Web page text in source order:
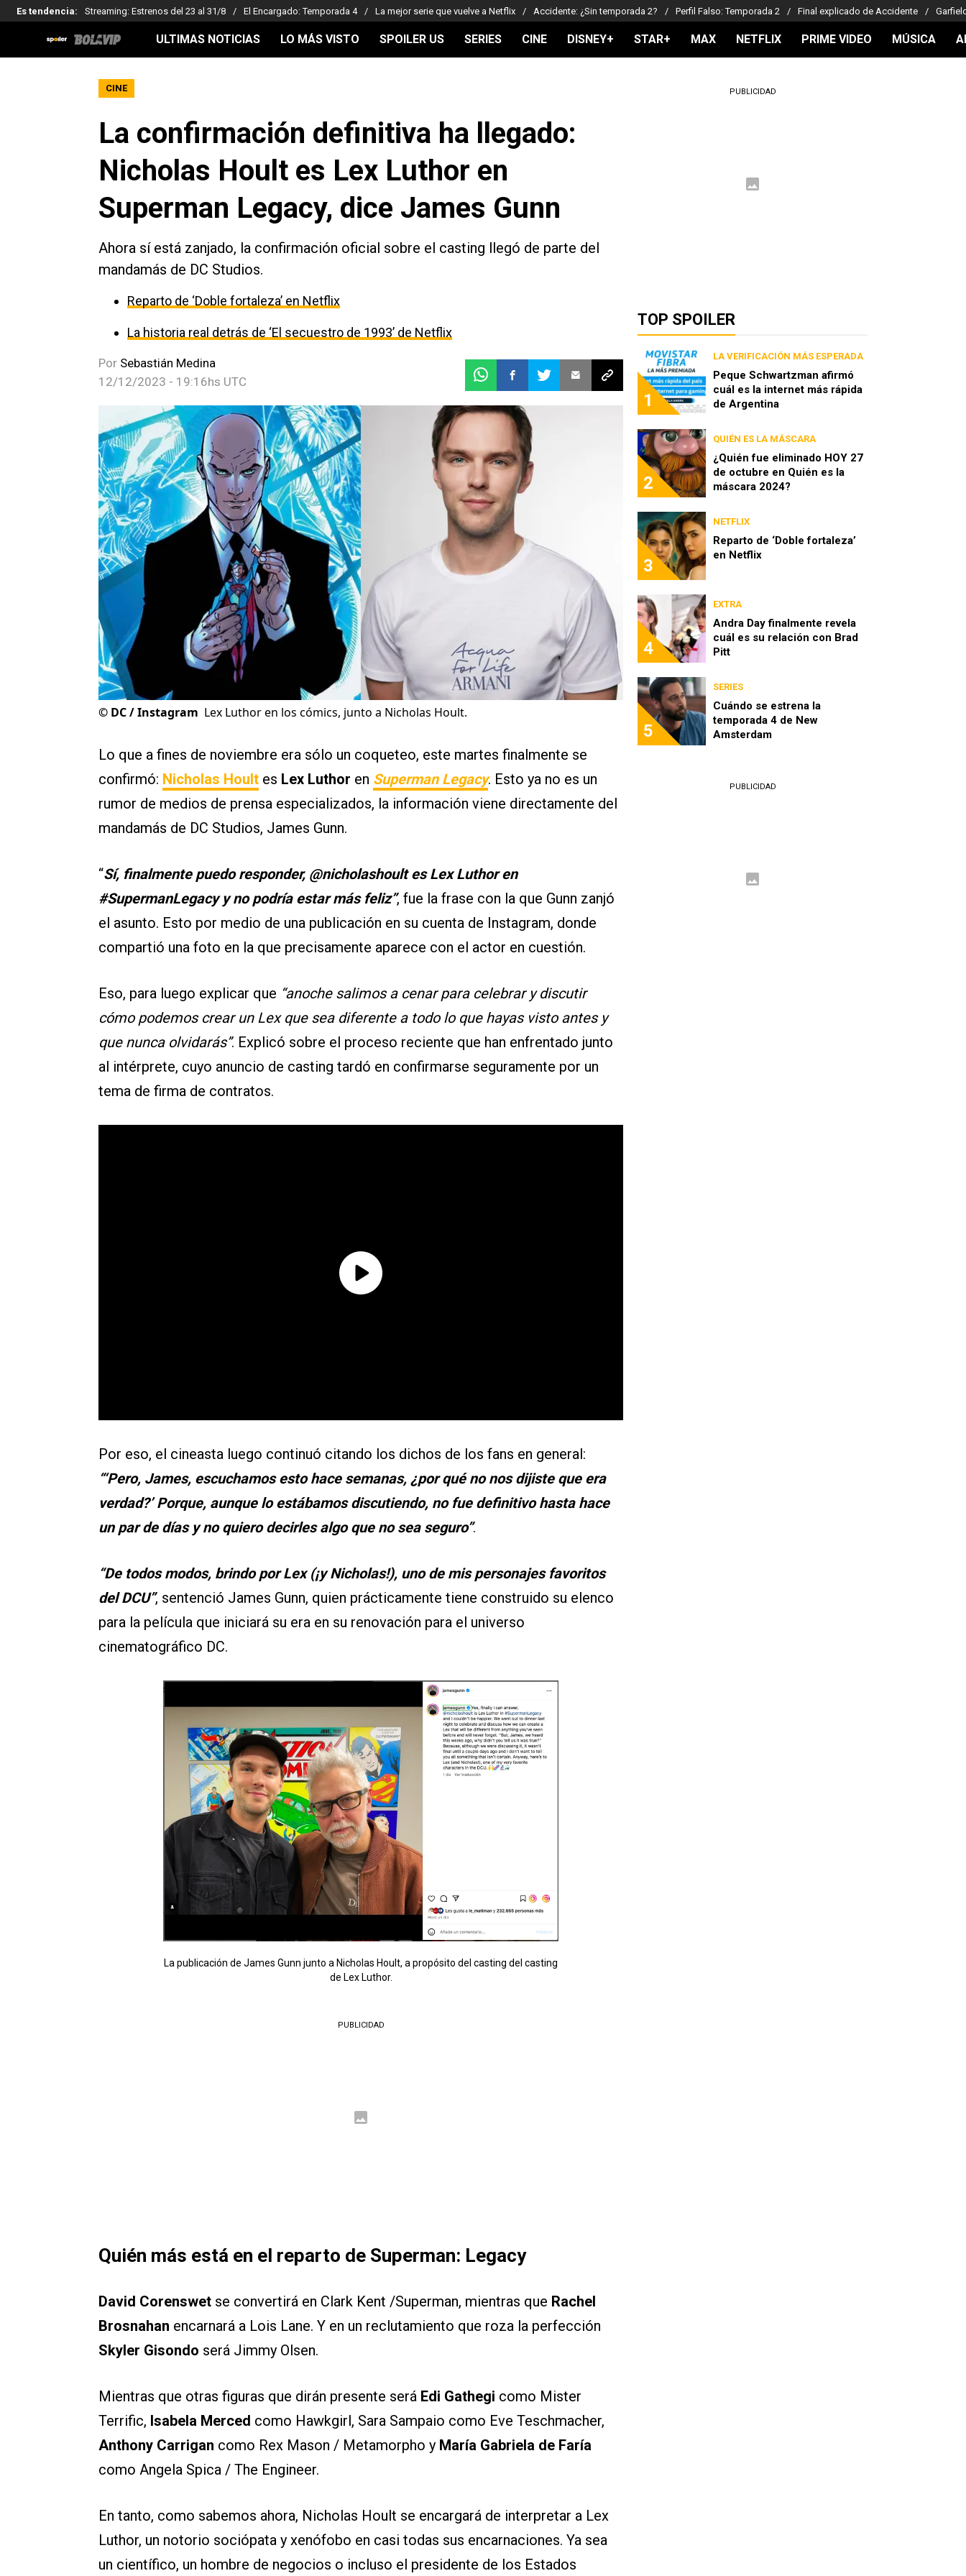
Es tendencia: Streaming: Estrenos del 23 al 31/8 El Encargado: Temporada 4 La mejor serie que vuelve a Netflix Accidente: ¿Sin temporada 2? Perfil Falso: Temporada 2 Final explicado de Accidente
ULTIMAS NOTICIAS LO MÁS VISTO SPOILER US SERIES CINE DISNEY+ STAR+ MAX NETFLIX PRIME VIDEO MÚSICA
CINE
La confirmación definitiva ha llegado:
Nicholas Hoult es Lex Luthor en
Superman Legacy, dice James Gunn
Ahora sí está zanjado, la confirmación oficial sobre el casting llegó de parte del
mandamás de DC Studios.
Reparto de ‘Doble fortaleza’ en Netflix
La historia real detrás de ‘El secuestro de 1993’ de Netflix
Por Sebastián Medina
12/12/2023 - 19:16hs UTC
© DC / Instagram Lex Luthor en los cómics, junto a Nicholas Hoult.
Lo que a fines de noviembre era sólo un coqueteo, este martes finalmente se
confirmó: Nicholas Hoult es Lex Luthor en Superman Legacy. Esto ya no es un
rumor de medios de prensa especializados, la información viene directamente del
mandamás de DC Studios, James Gunn.
“Sí, finalmente puedo responder, @nicholashoult es Lex Luthor en
#SupermanLegacy y no podría estar más feliz”, fue la frase con la que Gunn zanjó
el asunto. Esto por medio de una publicación en su cuenta de Instagram, donde
compartió una foto en la que precisamente aparece con el actor en cuestión.
Eso, para luego explicar que “anoche salimos a cenar para celebrar y discutir
cómo podemos crear un Lex que sea diferente a todo lo que hayas visto antes y
que nunca olvidarás”. Explicó sobre el proceso reciente que han enfrentado junto
al intérprete, cuyo anuncio de casting tardó en confirmarse seguramente por un
tema de firma de contratos.
Por eso, el cineasta luego continuó citando los dichos de los fans en general:
“‘Pero, James, escuchamos esto hace semanas, ¿por qué no nos dijiste que era
verdad?’ Porque, aunque lo estábamos discutiendo, no fue definitivo hasta hace
un par de días y no quiero decirles algo que no sea seguro”.
“De todos modos, brindo por Lex (¡y Nicholas!), uno de mis personajes favoritos
del DCU”, sentenció James Gunn, quien prácticamente tiene construido su elenco
para la película que iniciará su era en su renovación para el universo
cinematográfico DC.
La publicación de James Gunn junto a Nicholas Hoult, a propósito del casting del casting
de Lex Luthor.
PUBLICIDAD
Quién más está en el reparto de Superman: Legacy
David Corenswet se convertirá en Clark Kent /Superman, mientras que Rachel
Brosnahan encarnará a Lois Lane. Y en un reclutamiento que roza la perfección
Skyler Gisondo será Jimmy Olsen.
Mientras que otras figuras que dirán presente será Edi Gathegi como Mister
Terrific, Isabela Merced como Hawkgirl, Sara Sampaio como Eve Teschmacher,
Anthony Carrigan como Rex Mason / Metamorpho y María Gabriela de Faría
como Angela Spica / The Engineer.
En tanto, como sabemos ahora, Nicholas Hoult se encargará de interpretar a Lex
Luthor, un notorio sociópata y xenófobo en casi todas sus encarnaciones. Ya sea
un científico, un hombre de negocios o incluso el presidente de los Estados
PUBLICIDAD
TOP SPOILER
1
LA VERIFICACIÓN MÁS ESPERADA
Peque Schwartzman afirmó
cuál es la internet más rápida
de Argentina
2
QUIÉN ES LA MÁSCARA
¿Quién fue eliminado HOY 27
de octubre en Quién es la
máscara 2024?
3
NETFLIX
Reparto de ‘Doble fortaleza’
en Netflix
4
EXTRA
Andra Day finalmente revela
cuál es su relación con Brad
Pitt
5
SERIES
Cuándo se estrena la
temporada 4 de New
Amsterdam
PUBLICIDAD